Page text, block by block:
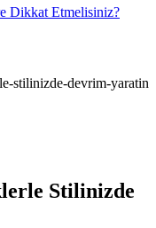
Dikkat Etmelisiniz?
stilinizde-devrim-yaratin
Stilinizde